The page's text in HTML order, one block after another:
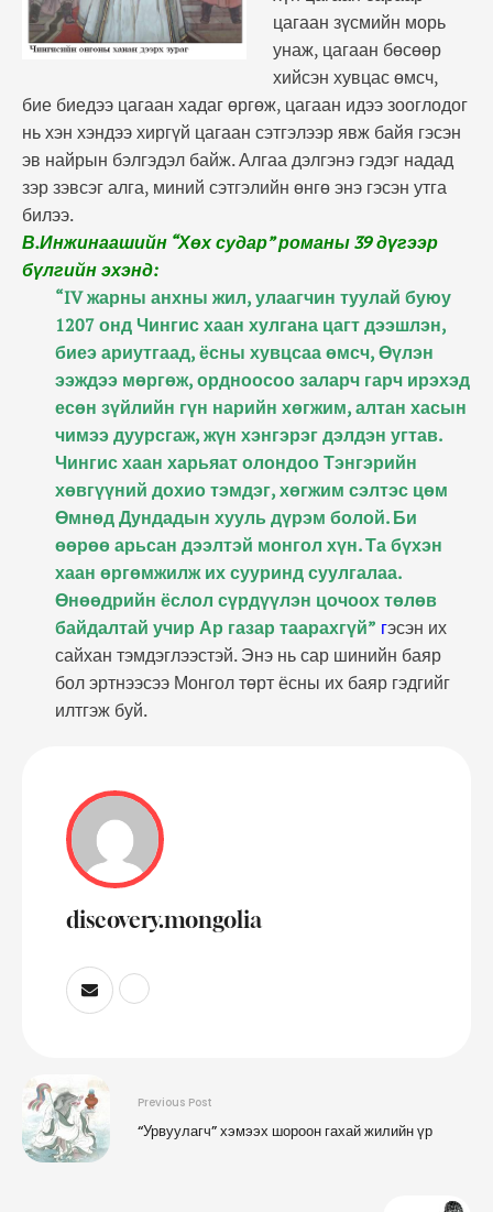
цагаан зүсмийн морь
унаж, цагаан бөсөөр
хийсэн хувцас өмсч,
бие биедээ цагаан хадаг өргөж, цагаан идээ зооглодог
нь хэн хэндээ хиргүй цагаан сэтгэлээр явж байя гэсэн
эв найрын бэлгэдэл байж. Алгаа дэлгэнэ гэдэг надад
зэр зэвсэг алга, миний сэтгэлийн өнгө энэ гэсэн утга
билээ.
В.Инжинаашийн “Хөх судар” романы 39 дүгээр
бүлгийн эхэнд:
“IV жарны анхны жил, улаагчин туулай буюу
1207 онд Чингис хаан хулгана цагт дээшлэн,
биеэ ариутгаад, ёсны хувцсаа өмсч, Өүлэн
ээждээ мөргөж, ордноосоо заларч гарч ирэхэд
есөн зүйлийн гүн нарийн хөгжим, алтан хасын
чимээ дуурсгаж, жүн хэнгэрэг дэлдэн угтав.
Чингис хаан харьяат олондоо Тэнгэрийн
хөвгүүний дохио тэмдэг, хөгжим сэлтэс цөм
Өмнөд Дундадын хууль дүрэм болой. Би
өөрөө арьсан дээлтэй монгол хүн. Та бүхэн
хаан өргөмжилж их сууринд суулгалаа.
Өнөөдрийн ёслол сүрдүүлэн цочоох төлөв
байдалтай учир Ар газар таарахгүй” гэсэн их
сайхан тэмдэглээстэй. Энэ нь сар шинийн баяр
бол эртнээсээ Монгол төрт ёсны их баяр гэдгийг
илтгэж буй.
discovery.mongolia
Previous Post
“Урвуулагч” хэмээх шороон гахай жилийн үр